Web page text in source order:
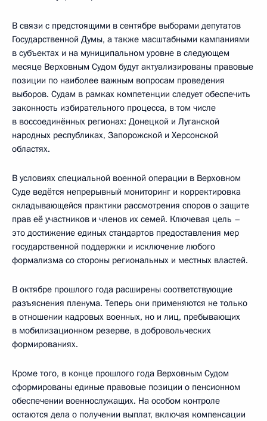
В связи с предстоящими в сентябре выборами депутатов
Государственной Думы, а также масштабными кампаниями
в субъектах и на муниципальном уровне в следующем
месяце Верховным Судом будут актуализированы правовые
позиции по наиболее важным вопросам проведения
выборов. Судам в рамках компетенции следует обеспечить
законность избирательного процесса, в том числе
в воссоединённых регионах: Донецкой и Луганской
народных республиках, Запорожской и Херсонской
областях.
В условиях специальной военной операции в Верховном
Суде ведётся непрерывный мониторинг и корректировка
складывающейся практики рассмотрения споров о защите
прав её участников и членов их семей. Ключевая цель –
это достижение единых стандартов предоставления мер
государственной поддержки и исключение любого
формализма со стороны региональных и местных властей.
В октябре прошлого года расширены соответствующие
разъяснения пленума. Теперь они применяются не только
в отношении кадровых военных, но и лиц, пребывающих
в мобилизационном резерве, в добровольческих
формированиях.
Кроме того, в конце прошлого года Верховным Судом
сформированы единые правовые позиции о пенсионном
обеспечении военнослужащих. На особом контроле
остаются дела о получении выплат, включая компенсации